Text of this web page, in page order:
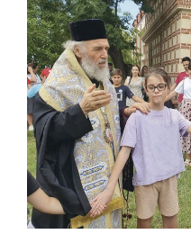
2013
2012
2011
2010
2009